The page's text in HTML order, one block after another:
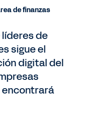
de finanzas
de
sigue el
digital del
encontrará